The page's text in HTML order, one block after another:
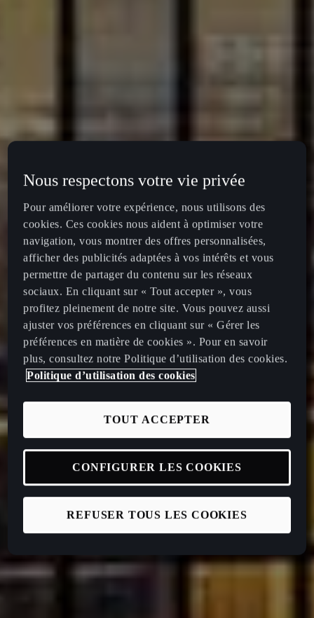
Nous respectons votre vie privée
Pour améliorer votre expérience, nous utilisons des
cookies. Ces cookies nous aident à optimiser votre
navigation, vous montrer des offres personnalisées,
afficher des publicités adaptées à vos intérêts et vous
permettre de partager du contenu sur les réseaux
sociaux. En cliquant sur « Tout accepter », vous
profitez pleinement de notre site. Vous pouvez aussi
ajuster vos préférences en cliquant sur « Gérer les
préférences en matière de cookies ». Pour en savoir
plus, consultez notre Politique d’utilisation des cookies.
Politique d’utilisation des cookies
REFUSER TOUS LES COOKIES
TOUT ACCEPTER
CONFIGURER LES COOKIES